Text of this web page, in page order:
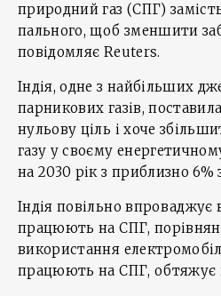
природний газ (СПГ)
пального, щоб зменшити
повідомляє Reuters.
Індія, одне з найбільших
парникових газів,
нульову ціль і хоче
газу у своєму
на 2030 рік з приблизно 6%
Індія повільно
працюють на СПГ,
використання
працюють на СПГ, обтяжує